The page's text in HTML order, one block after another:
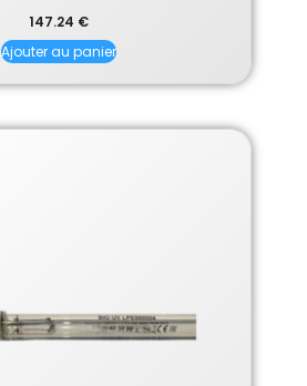
5.00
sur 5
147.24 €
Ajouter au panier